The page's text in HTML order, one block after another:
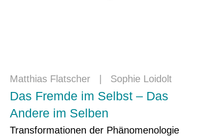
Matthias Flatscher | Sophie Loidolt
Das Fremde im Selbst – Das
Andere im Selben
Transformationen der Phänomenologie